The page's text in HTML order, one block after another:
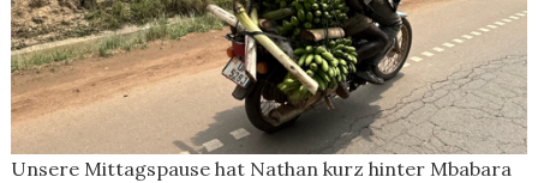
Unsere Mittagspause hat Nathan kurz hinter Mbabara